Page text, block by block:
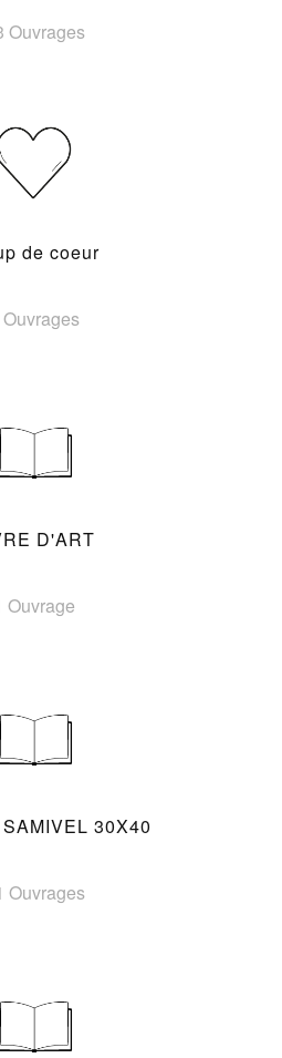
Ouvrages
de coeur
D'ART
Ouvrage
30X40
Ouvrages